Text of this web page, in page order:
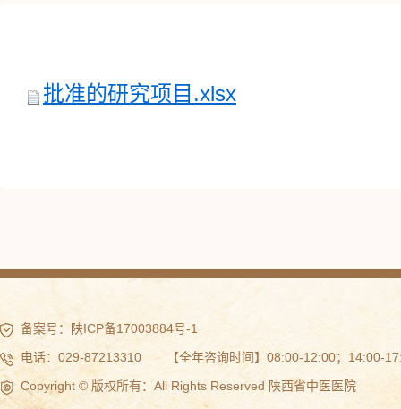
批准的研究项目.xlsx
备案号：
陕ICP备17003884号-1
电话：029-87213310 【全年咨询时间】08:00-12:00；14:00-
Copyright © 版权所有：All Rights Reserved 陕西省中医医院